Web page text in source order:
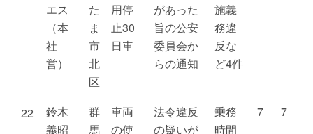
エス
（本
社
営）
た
ま
市
北
区
用停
止30
日車
があった
旨の公安
委員会か
らの通知
施義
務違
反な
ど4件
22
鈴木
義昭
群
馬
車両
の使
法令違反
の疑いが
乗務
時間
7 7